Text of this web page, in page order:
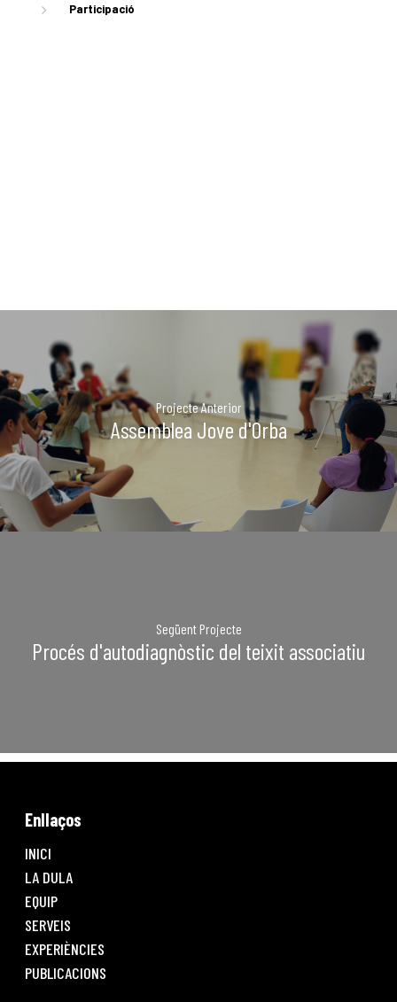
Participació
Projecte Anterior
Assemblea Jove d'Orba
Següent Projecte
Procés d'autodiagnòstic del teixit associatiu
Enllaços
INICI
LA DULA
EQUIP
SERVEIS
EXPERIÈNCIES
PUBLICACIONS
info@ladulaparticipacio.com
VLC
CAS